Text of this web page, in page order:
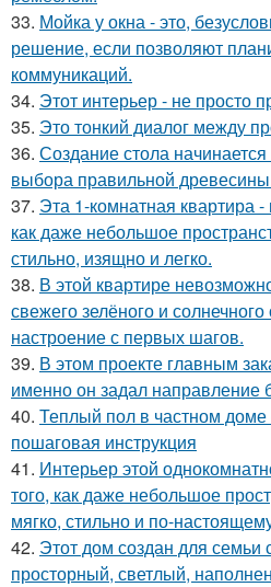
33. Мойка у окна - это,
решение, если позволяют
коммуникаций.
34. Этот интерьер - не просто
35. Это тонкий диалог между
36. Создание стола
выбора правильной
37. Эта 1-комнатная квартира
как даже небольшое
стильно, изящно и легко.
38. В этой квартире
свежего зелёного и
настроение с первых шагов.
39. В этом проекте главным
именно он задал направление
40. Теплый пол в частном
пошаговая инструкция
41. Интерьер этой
того, как даже небольшое
мягко, стильно и по-
42. Этот дом создан для семьи
просторный, светлый,